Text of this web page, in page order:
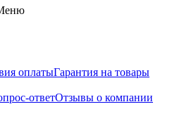
оплатыГарантия на товары
ответОтзывы о компании